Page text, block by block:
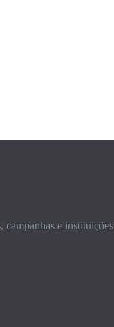
campanhas e instituições